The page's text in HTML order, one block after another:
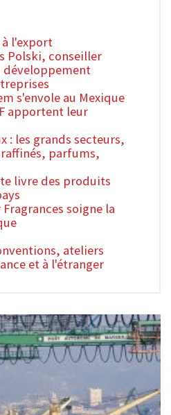
à l'export
Polski, conseiller
développement
s'envole au Mexique
apportent leur
: les grands secteurs,
parfums,
livre des produits
soigne la
ateliers
et à l'étranger